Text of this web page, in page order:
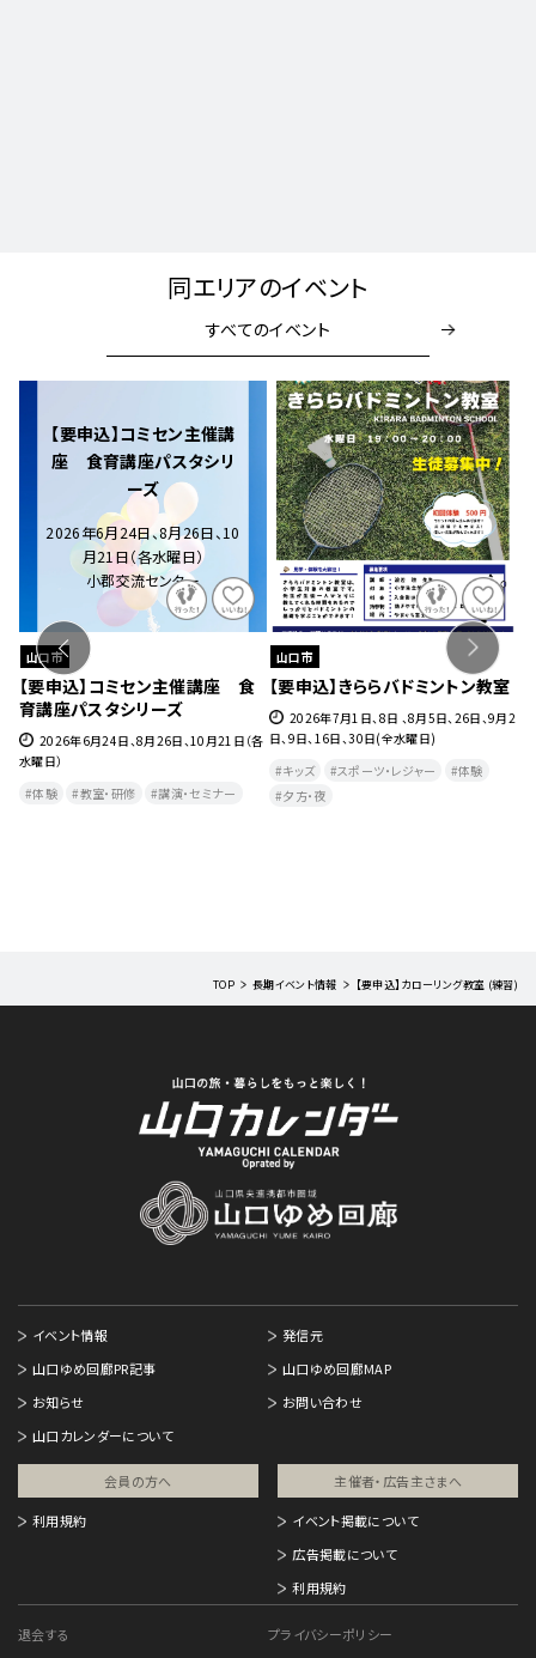
同エリアのイベント
すべてのイベント
【要申込】コミセン主催講
座 食育講座パスタシリ
ーズ
2026年6月24日、8月26日、10
月21日（各水曜日）
小郡交流センター
山口市
【要申込】コミセン主催講座 食
育講座パスタシリーズ
2026年6月24日、8月26日、10月21日（各
水曜日）
体験
教室・研修 講演・セミナー
山口市
【要申込】きららバドミントン教室
2026年7月1日、8日 、8月5日、26日、9月2
日、9日、16日、30日(全水曜日)
キッズ
スポーツ・レジャー
体験
夕方・夜​
TOP 長期イベント情報 【要申込】カローリング教室 (練習)
イベント情報
発信元
山口ゆめ回廊PR記事
山口ゆめ回廊MAP
お知らせ
お問い合わせ
山口カレンダーについて
会員の方へ
利用規約
主催者・広告主さまへ​
イベント掲載について
広告掲載について
利用規約
退会する プライバシーポリシー